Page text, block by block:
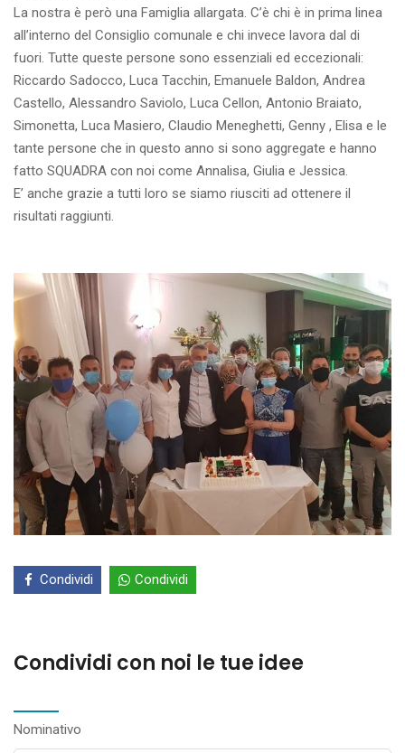
La nostra è però una Famiglia allargata. C’è chi è in prima linea
all’interno del Consiglio comunale e chi invece lavora dal di
fuori. Tutte queste persone sono essenziali ed eccezionali:
Riccardo Sadocco, Luca Tacchin, Emanuele Baldon, Andrea
Castello, Alessandro Saviolo, Luca Cellon, Antonio Braiato,
Simonetta, Luca Masiero, Claudio Meneghetti, Genny , Elisa e le
tante persone che in questo anno si sono aggregate e hanno
fatto SQUADRA con noi come Annalisa, Giulia e Jessica.
E’ anche grazie a tutti loro se siamo riusciti ad ottenere il
risultati raggiunti.
Condividi Condividi
Condividi con noi le tue idee
Nominativo